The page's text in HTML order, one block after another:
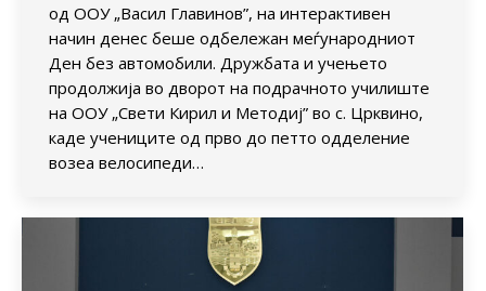
од ООУ „Васил Главинов”, на интерактивен
начин денес беше одбележан меѓународниот
Ден без автомобили. Дружбата и учењето
продолжија во дворот на подрачното училиште
на ООУ „Свети Кирил и Методиј” во с. Црквино,
каде учениците од прво до петто одделение
возеа велосипеди…